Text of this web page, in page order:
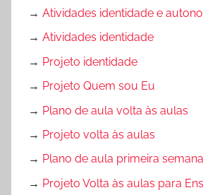
→ Atividades identidade e
→ Atividades identidade
→ Projeto identidade
→ Projeto Quem sou Eu
→ Plano de aula volta às aulas
→ Projeto volta às aulas
→ Plano de aula primeira
→ Projeto Volta às aulas para